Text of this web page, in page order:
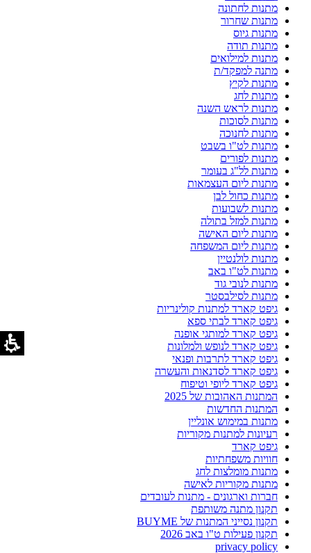
מתנות לחתונה
מתנות שחרור
מתנות גיוס
מתנות תודה
מתנות למילואים
מתנה למפקד/ת
מתנות לקיץ
מתנות לחג
מתנות לראש השנה
מתנות לסוכות
מתנות לחנוכה
מתנות לט"ו בשבט
מתנות לפורים
מתנות לל"ג בעומר
מתנות ליום העצמאות
מתנות כחול לבן
מתנות לשבועות
מתנות למזל בתולה
מתנות ליום האישה
מתנות ליום המשפחה
מתנות לולנטיין
מתנות לט"ו באב
מתנות לנובי גוד
מתנות לסילבסטר
גיפט קארד למתנות קולינריות
גיפט קארד לבתי ספא
גיפט קארד למותגי אופנה
גיפט קארד לנופש ולמלונות
גיפט קארד לתרבות ופנאי
גיפט קארד לסדנאות והעשרה
גיפט קארד ליופי וטיפוח
המתנות האהובות של 2025
המתנות החדשות
מתנות במימוש אונליין
רעיונות למתנות מקוריות
גיפט קארד
חוויות משפחתיות
מתנות מומלצות לחג
מתנות מקוריות לאישה
חברות וארגונים - מתנות לעובדים
תקנון מתנה משותפת
תקנון נסייני המתנות של BUYME
תקנון פעילות ט"ו באב 2026
privacy policy